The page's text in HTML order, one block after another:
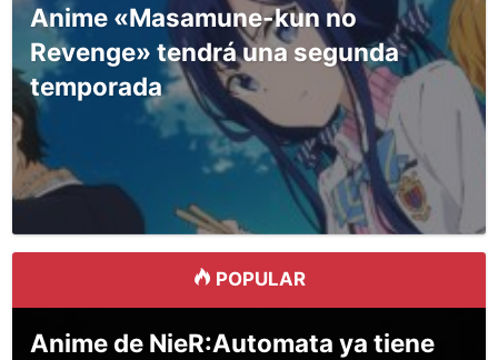
Anime «Masamune-kun no
Revenge» tendrá una segunda
temporada
POPULAR
Anime de NieR:Automata ya tiene